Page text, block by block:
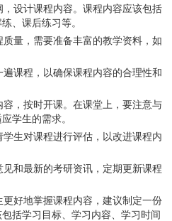
设计课程内容。课程内容应该包括
、课后练习等。
量，需要准备丰富的教学资料，如
课程，以确保课程内容的合理性和
，按时开课。在课堂上，要注意与
学生的需求。
生对课程进行评估，以改进课程内
和最新的考研资讯，定期更新课程
好地掌握课程内容，建议制定一份
括学习目标、学习内容、学习时间